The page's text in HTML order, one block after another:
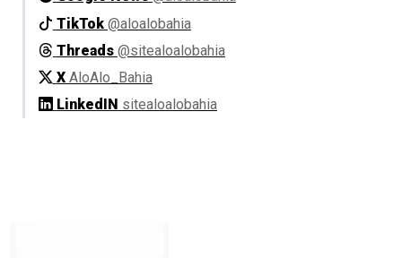
TikTok @aloalobahia
Threads @sitealoalobahia
X AloAlo_Bahia
LinkedIN sitealoalobahia